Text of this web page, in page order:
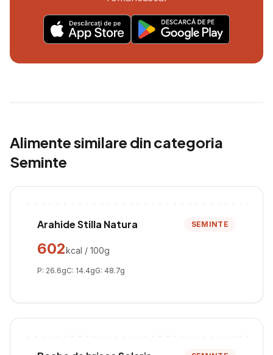
Alimente similare din categoria
Seminte
Arahide Stilla Natura SEMINTE
602kcal / 100g
P: 26.6gC: 14.4gG: 48.7g